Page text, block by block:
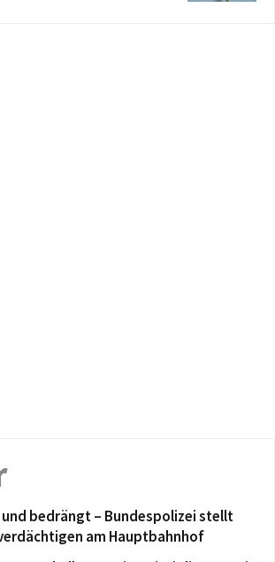
bedrängt – Bundespolizei stellt
am Hauptbahnhof